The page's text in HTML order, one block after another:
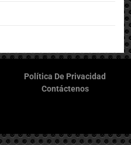
Política De Privacidad
Contáctenos